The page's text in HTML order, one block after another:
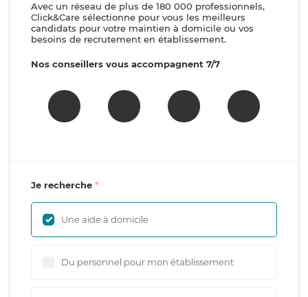
Avec un réseau de plus de 180 000 professionnels,
Click&Care sélectionne pour vous les meilleurs
candidats pour votre maintien à domicile ou vos
besoins de recrutement en établissement.
Nos conseillers vous accompagnent 7/7
Je recherche
Une aide à domicile
Du personnel pour mon établissement